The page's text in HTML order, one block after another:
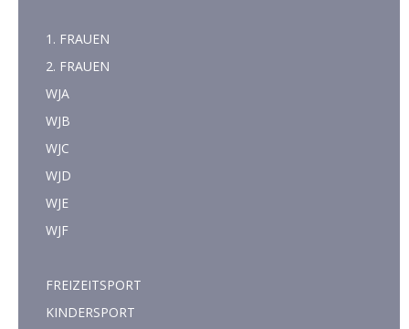
1. FRAUEN
2. FRAUEN
WJA
WJB
WJC
WJD
WJE
WJF
FREIZEITSPORT
KINDERSPORT